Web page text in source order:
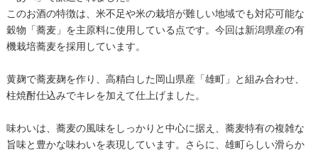
このお酒の特徴は、米不足や米の栽培が難しい地域でも対応可能な
穀物「蕎麦」を主原料に使用している点です。今回は新潟県産の有
機栽培蕎麦を採用しています。
黄麹で蕎麦麹を作り、高精白した岡山県産「雄町」と組み合わせ、
柱焼酎仕込みでキレを加えて仕上げました。
味わいは、蕎麦の風味をしっかりと中心に据え、蕎麦特有の複雑な
旨味と豊かな味わいを表現しています。さらに、雄町らしい滑らか